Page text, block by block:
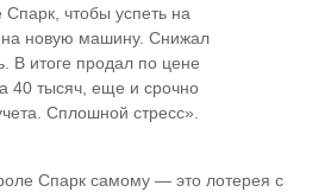
чтобы успеть на
на новую машину. Снижал
В итоге продал по цене
40 тысяч, еще и срочно
Сплошной стресс».
Спарк самому — это лотерея с